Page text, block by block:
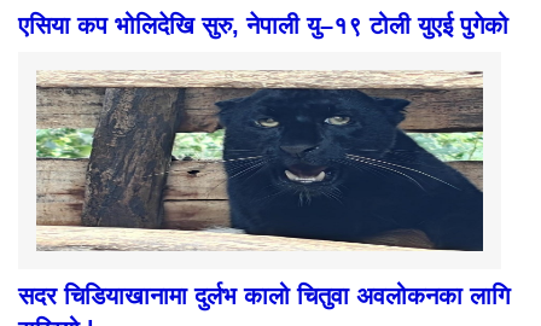
एसिया कप भोलिदेखि सुरु, नेपाली यु–१९ टोली युएई पुगेको
सदर चिडियाखानामा दुर्लभ कालो चितुवा अवलोकनका लागि